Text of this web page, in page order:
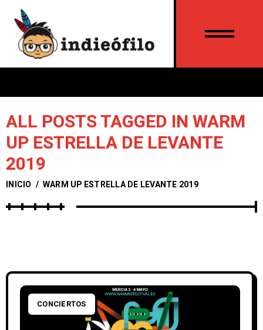
ALL POSTS TAGGED IN WARM
UP ESTRELLA DE LEVANTE
2019
INICIO / WARM UP ESTRELLA DE LEVANTE 2019
CONCIERTOS